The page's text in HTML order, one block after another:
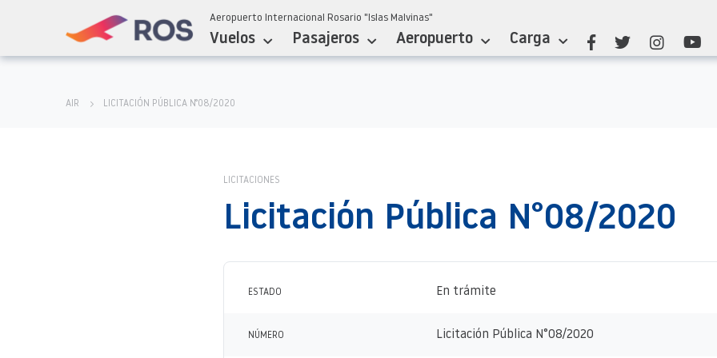
Aeropuerto Internacional Rosario "Islas Malvinas"
Vuelos Pasajeros Aeropuerto Carga
AIR LICITACIÓN PÚBLICA N°08/2020
LICITACIONES
Licitación Pública N°08/2020
ESTADO En trámite
NÚMERO Licitación Pública N°08/2020